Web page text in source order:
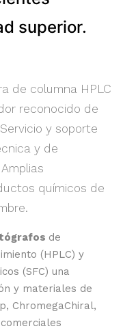
superior.
de columna HPLC
reconocido de
y soporte
y de
químicos de
de
(HPLC) y
(SFC) una
y materiales de
ChromegaChiral,